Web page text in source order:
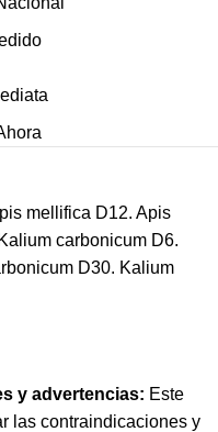
mellifica D12. Apis
Kalium carbonicum D6.
D30. Kalium
y advertencias: Este
las contraindicaciones y